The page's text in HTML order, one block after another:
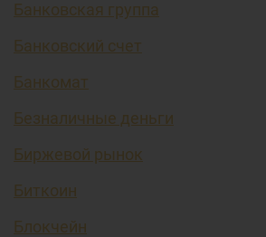
Банковская группа
Банковский счет
Банкомат
Безналичные деньги
Биржевой рынок
Биткоин
Блокчейн